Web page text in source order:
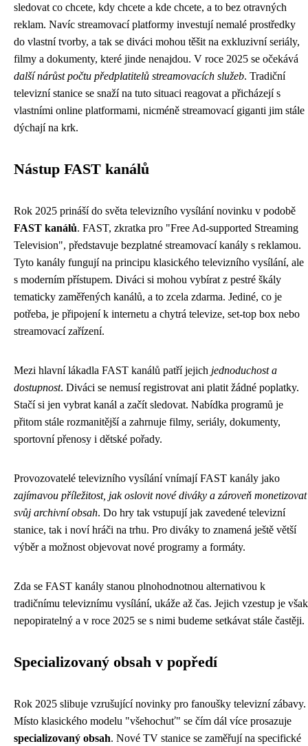
sledovat co chcete, kdy chcete a kde chcete, a to bez otravných
reklam. Navíc streamovací platformy investují nemalé prostředky
do vlastní tvorby, a tak se diváci mohou těšit na exkluzivní seriály,
filmy a dokumenty, které jinde nenajdou. V roce 2025 se očekává
další nárůst počtu předplatitelů streamovacích služeb. Tradiční
televizní stanice se snaží na tuto situaci reagovat a přicházejí s
vlastními online platformami, nicméně streamovací giganti jim stále
dýchají na krk.
Nástup FAST kanálů
Rok 2025 prináší do světa televizního vysílání novinku v podobě
FAST kanálů. FAST, zkratka pro "Free Ad-supported Streaming
Television", představuje bezplatné streamovací kanály s reklamou.
Tyto kanály fungují na principu klasického televizního vysílání, ale
s moderním přístupem. Diváci si mohou vybírat z pestré škály
tematicky zaměřených kanálů, a to zcela zdarma. Jediné, co je
potřeba, je připojení k internetu a chytrá televize, set-top box nebo
streamovací zařízení.
Mezi hlavní lákadla FAST kanálů patří jejich jednoduchost a
dostupnost. Diváci se nemusí registrovat ani platit žádné poplatky.
Stačí si jen vybrat kanál a začít sledovat. Nabídka programů je
přitom stále rozmanitější a zahrnuje filmy, seriály, dokumenty,
sportovní přenosy i dětské pořady.
Provozovatelé televizního vysílání vnímají FAST kanály jako
zajímavou příležitost, jak oslovit nové diváky a zároveň monetizovat
svůj archivní obsah. Do hry tak vstupují jak zavedené televizní
stanice, tak i noví hráči na trhu. Pro diváky to znamená ještě větší
výběr a možnost objevovat nové programy a formáty.
Zda se FAST kanály stanou plnohodnotnou alternativou k
tradičnímu televiznímu vysílání, ukáže až čas. Jejich vzestup je však
nepopiratelný a v roce 2025 se s nimi budeme setkávat stále častěji.
Specializovaný obsah v popředí
Rok 2025 slibuje vzrušující novinky pro fanoušky televizní zábavy.
Místo klasického modelu "všehochuť" se čím dál více prosazuje
specializovaný obsah. Nové TV stanice se zaměřují na specifické